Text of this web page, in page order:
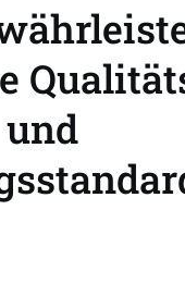
und